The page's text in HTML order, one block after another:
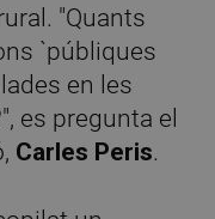
"Quants
`públiques
en les
es pregunta el
Carles Peris.